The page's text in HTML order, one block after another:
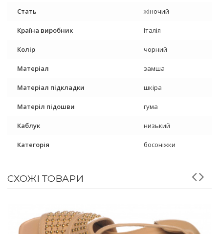
Стать жіночий
Країна виробник Італія
Колір чорний
Матеріал замша
Матеріал підкладки шкіра
Матеріл підошви гума
Каблук низький
Категорія босоніжки
СХОЖІ ТОВАРИ